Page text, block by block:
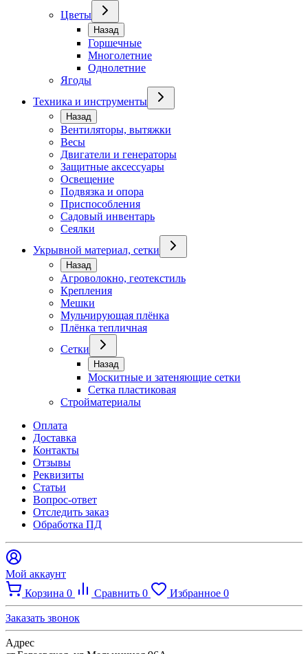
Цветы
Назад
Горшечные
Многолетние
Однолетние
Ягоды
Техника и инструменты
Назад
Вентиляторы, вытяжки
Весы
Двигатели и генераторы
Защитные аксессуары
Освещение
Подвязка и опора
Приспособления
Садовый инвентарь
Сеялки
Укрывной материал, сетки
Назад
Агроволокно, геотекстиль
Крепления
Мешки
Мульчирующая плёнка
Плёнка тепличная
Сетки
Назад
Москитные и затеняющие сетки
Сетка пластиковая
Стройматериалы
Оплата
Доставка
Контакты
Отзывы
Реквизиты
Статьи
Вопрос-ответ
Отследить заказ
Обработка ПД
Мой аккаунт
Корзина 0 Сравнить 0 Избранное 0
Заказать звонок
Адрес